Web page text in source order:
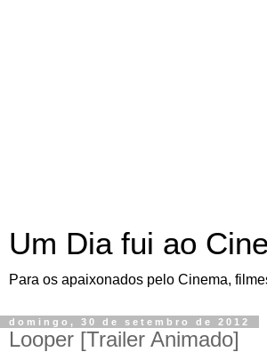
Um Dia fui ao
Para os apaixonados pelo Cinema,
domingo, 30 de setembro de 2012
Looper [Trailer Animado]